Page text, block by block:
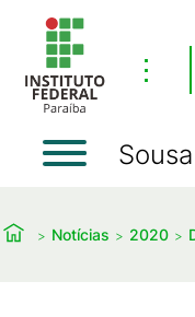
⋮
Sousa
Notícias 2020